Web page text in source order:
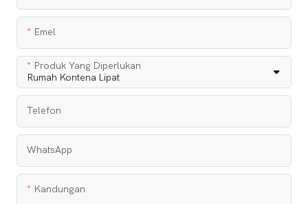
Emel
Produk Yang Diperlukan
Telefon
WhatsApp
Kandungan